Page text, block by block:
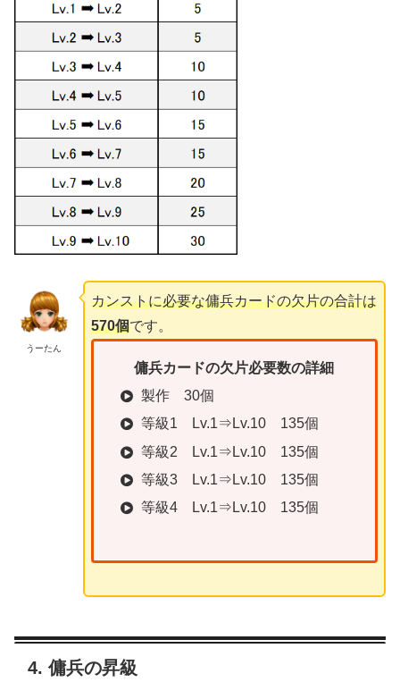
うーたん
カンストに必要な傭兵カードの欠片の合計は
570個です。
傭兵カードの欠片必要数の詳細
製作 30個
等級1 Lv.1⇒Lv.10 135個
等級2 Lv.1⇒Lv.10 135個
等級3 Lv.1⇒Lv.10 135個
等級4 Lv.1⇒Lv.10 135個
4. 傭兵の昇級